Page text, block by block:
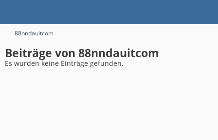
88nndauitcom
Beiträge von 88nndauitcom
Es wurden keine Einträge gefunden.